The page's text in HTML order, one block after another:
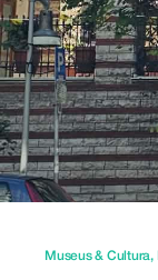
Museus & Cultura,